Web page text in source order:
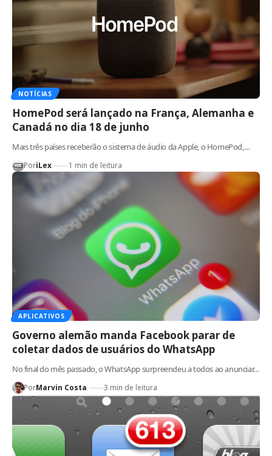
NOTÍCIAS
HomePod será lançado na França, Alemanha e
Canadá no dia 18 de junho
Mais três países receberão o sistema de áudio da Apple, o HomePod,…
PoriLex 1 min de leitura
APLICATIVOS
Governo alemão manda Facebook parar de
coletar dados de usuários do WhatsApp
No final do mês passado, o WhatsApp surpreendeu a todos ao anunciar…
PorMarvin Costa 3 min de leitura